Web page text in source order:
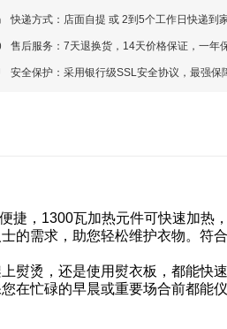
快递方式：店面自提 或 2到5个工作日快递到
售后服务：7天退换货，14天价格保证，一年
安全保护：采用银行级SSL安全协议，最强保
，1300瓦加热元件可快速加热
需求，助您轻松维护衣物。符
熨烫，还是使用熨衣板，都能快
在忙碌的早晨或重要场合前都能仪